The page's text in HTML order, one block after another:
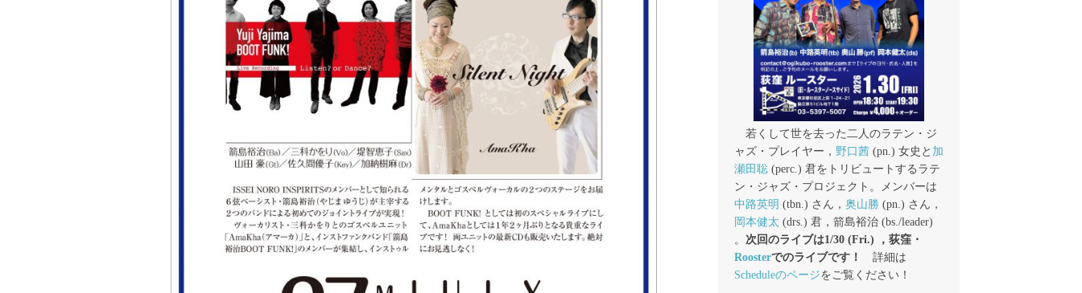
若くして世を去った二人のラテン・ジ
ャズ・プレイヤー， 野口茜 (pn.) 女史と 加
瀬田聡 (perc.) 君をトリビュートするラテ
ン・ジャズ・プロジェクト。メンバーは
中路英明 (tbn.) さん， 奥山勝 (pn.) さん，
岡本健太 (drs.) 君，箭島裕治 (bs./leader)
。 次回のライブは1/30 (Fri.) ，荻窪・
Roosterでのライブです！
詳細は
Scheduleのページをご覧ください！